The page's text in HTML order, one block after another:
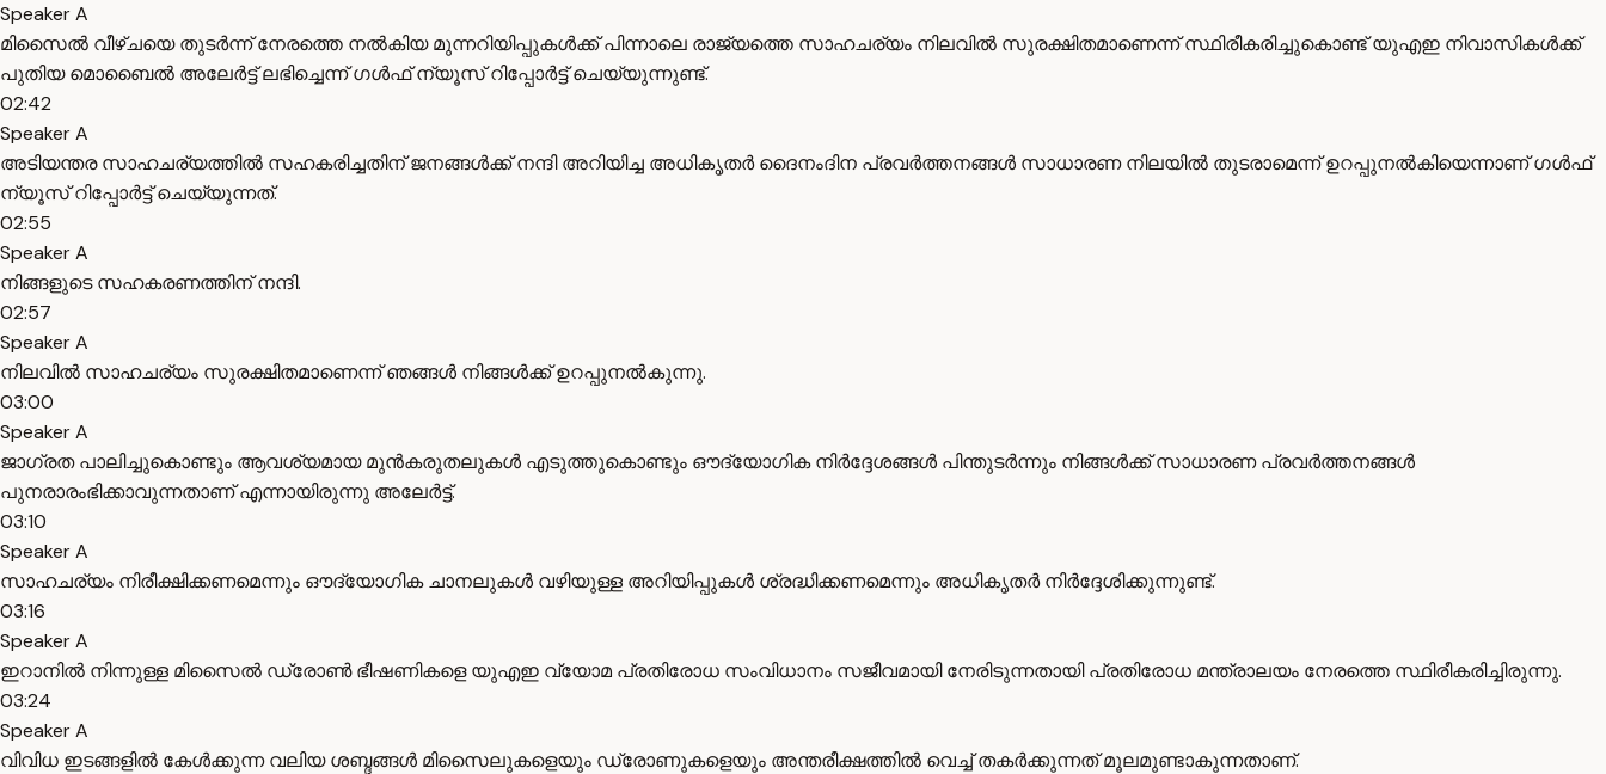
Speaker A
മിസൈൽ വീഴ്ചയെ തുടർന്ന് നേരത്തെ നൽകിയ മുന്നറിയിപ്പുകൾക്ക് പിന്നാലെ രാജ്യത്തെ സാഹചര്യം നിലവിൽ സുരക്ഷിതമാണെന്ന് സ്ഥിരീകരിച്ചുകൊണ്ട് യുഎഇ നിവാസികൾക്ക്
പുതിയ മൊബൈൽ അലേർട്ട് ലഭിച്ചെന്ന് ഗൾഫ് ന്യൂസ് റിപ്പോർട്ട് ചെയ്യുന്നുണ്ട്.
02:42
Speaker A
അടിയന്തര സാഹചര്യത്തിൽ സഹകരിച്ചതിന് ജനങ്ങൾക്ക് നന്ദി അറിയിച്ച അധികൃതർ ദൈനംദിന പ്രവർത്തനങ്ങൾ സാധാരണ നിലയിൽ തുടരാമെന്ന് ഉറപ്പുനൽകിയെന്നാണ് ഗൾഫ്
ന്യൂസ് റിപ്പോർട്ട് ചെയ്യുന്നത്.
02:55
Speaker A
നിങ്ങളുടെ സഹകരണത്തിന് നന്ദി.
02:57
Speaker A
നിലവിൽ സാഹചര്യം സുരക്ഷിതമാണെന്ന് ഞങ്ങൾ നിങ്ങൾക്ക് ഉറപ്പുനൽകുന്നു.
03:00
Speaker A
ജാഗ്രത പാലിച്ചുകൊണ്ടും ആവശ്യമായ മുൻകരുതലുകൾ എടുത്തുകൊണ്ടും ഔദ്യോഗിക നിർദ്ദേശങ്ങൾ പിന്തുടർന്നും നിങ്ങൾക്ക് സാധാരണ പ്രവർത്തനങ്ങൾ
പുനരാരംഭിക്കാവുന്നതാണ് എന്നായിരുന്നു അലേർട്ട്.
03:10
Speaker A
സാഹചര്യം നിരീക്ഷിക്കണമെന്നും ഔദ്യോഗിക ചാനലുകൾ വഴിയുള്ള അറിയിപ്പുകൾ ശ്രദ്ധിക്കണമെന്നും അധികൃതർ നിർദ്ദേശിക്കുന്നുണ്ട്.
03:16
Speaker A
ഇറാനിൽ നിന്നുള്ള മിസൈൽ ഡ്രോൺ ഭീഷണികളെ യുഎഇ വ്യോമ പ്രതിരോധ സംവിധാനം സജീവമായി നേരിടുന്നതായി പ്രതിരോധ മന്ത്രാലയം നേരത്തെ സ്ഥിരീകരിച്ചിരുന്നു.
03:24
Speaker A
വിവിധ ഇടങ്ങളിൽ കേൾക്കുന്ന വലിയ ശബ്ദങ്ങൾ മിസൈലുകളെയും ഡ്രോണുകളെയും അന്തരീക്ഷത്തിൽ വെച്ച് തകർക്കുന്നത് മൂലമുണ്ടാകുന്നതാണ്.